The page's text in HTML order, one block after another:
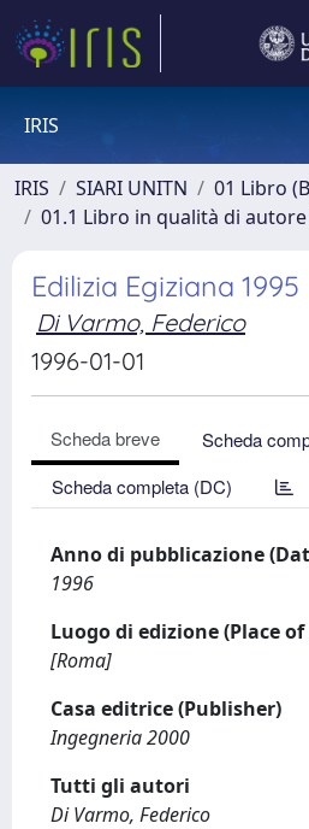
IRIS
IRIS SIARI UNITN
01 Libro
01.1 Libro in qualità di
Edilizia Egiziana 1995
Di Varmo, Federico
1996-01-01
Scheda breve
Scheda
Scheda completa (DC)
Anno di pubblicazione
1996
Luogo di edizione (Place
[Roma]
Casa editrice (Publisher)
Ingegneria 2000
Tutti gli autori
Di Varmo, Federico